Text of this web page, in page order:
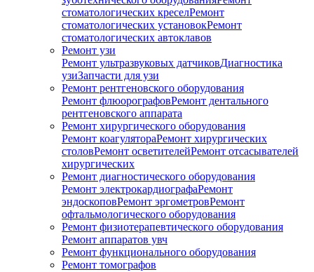
стоматологических креселРемонт
стоматологических установокРемонт
стоматологических автоклавов
Ремонт узи
Ремонт ультразвуковых датчиковДиагностика
узиЗапчасти для узи
Ремонт рентгеновского оборудования
Ремонт флюорографовРемонт дентального
рентгеновского аппарата
Ремонт хирургического оборудования
Ремонт коагулятораРемонт хирургических
столовРемонт осветителейРемонт отсасывателей
хирургических
Ремонт диагностического оборудования
Ремонт электрокардиографаРемонт
эндоскоповРемонт эргометровРемонт
офтальмологического оборудования
Ремонт физиотерапевтического оборудования
Ремонт аппаратов увч
Ремонт функционального оборудования
Ремонт томографов